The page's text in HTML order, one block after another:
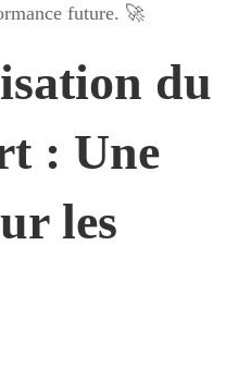
future. 🚀
du
: Une
les